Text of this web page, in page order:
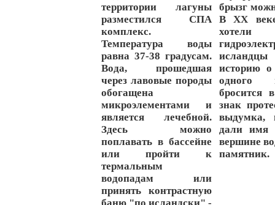
территории лагуны
разместился СПА
комплекс.
Температура воды
равна 37-38 градусам.
Вода, прошедшая
через лавовые породы
обогащена
микроэлементами и
является лечебной.
Здесь можно
поплавать в бассейне
или пройти к
термальным
водопадам или
принять контрастную
брызг
В ХХ
историю
одного
бросится
знак
выдумка,
дали имя
вершине
памятник.